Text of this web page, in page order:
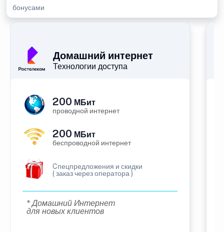
бонусами
Домашний интернет
Технологии доступа
200 МБит
проводной интернет
200 МБит
беспроводной интернет
Cпецпредложения и скидки
( заказ через оператора )
* Домашний Интернет
для новых клиентов